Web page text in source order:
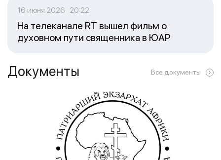
16 июня 2026 20:22
На телеканале RT вышел фильм о
духовном пути священника в ЮАР
Документы Все документы